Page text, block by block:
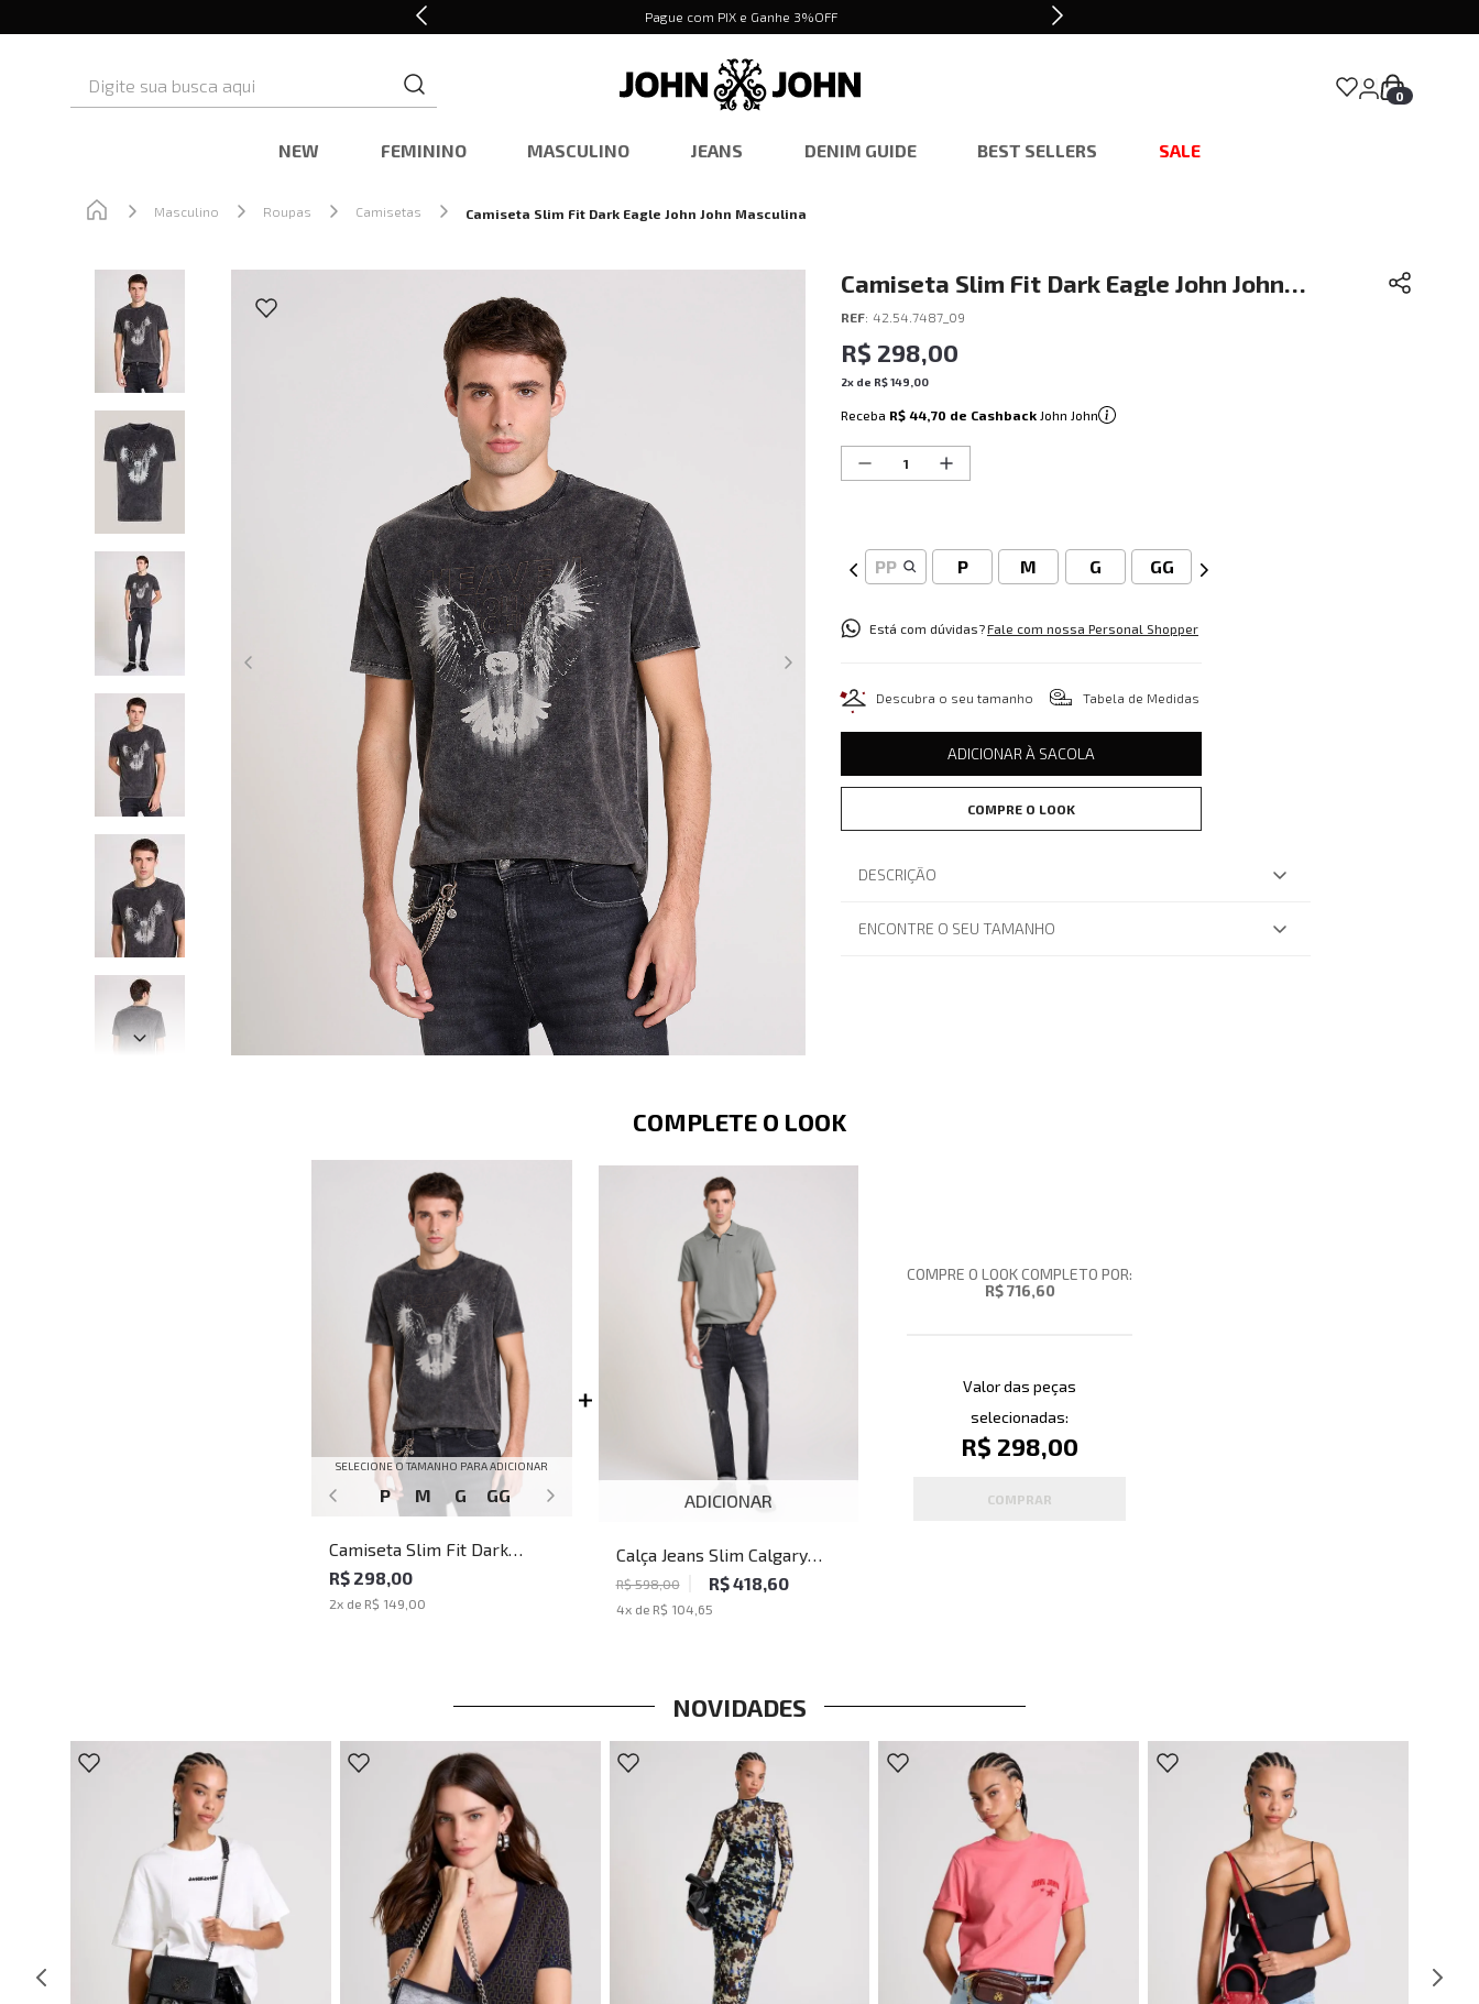
Pague com PIX e Ganhe 3%OFF
0
NEW FEMININO MASCULINO JEANS DENIM GUIDE BEST SELLERS SALE
Masculino Roupas Camisetas Camiseta Slim Fit Dark Eagle John John Masculina
Camiseta Slim Fit Dark Eagle John John
Masculina
REF: 42.54.7487_09
R$ 298,00
2x de R$149 00
Receba R$ 44,70 de Cashback John John
PP P M G GG
Está com dúvidas?Fale com nossa Personal Shopper
Descubra o seu tamanho Tabela de Medidas
ADICIONAR À SACOLA
COMPRE O LOOK
DESCRIÇÃO
ENCONTRE O SEU TAMANHO
COMPLETE O LOOK
SELECIONE O TAMANHO PARA ADICIONAR
P M G GG
Camiseta Slim Fit Dark
Eagle John John Masculina
R$ 298,00
2x de R$ 149,00
ADICIONAR
Calça Jeans Slim Calgary
John John Masculina
R$ 598,00 R$ 418,60
4x de R$ 104,65
COMPRE O LOOK COMPLETO POR:
R$ 716,60
Valor das peças
selecionadas:
R$ 298,00
COMPRAR
NOVIDADES